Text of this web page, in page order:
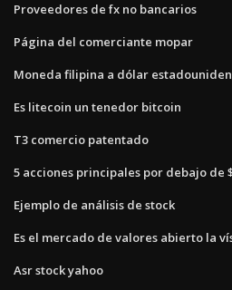
Proveedores de fx no bancarios
Página del comerciante mopar
Moneda filipina a dólar
Es litecoin un tenedor bitcoin
T3 comercio patentado
5 acciones principales por debajo de
Ejemplo de análisis de stock
Es el mercado de valores abierto la
Asr stock yahoo